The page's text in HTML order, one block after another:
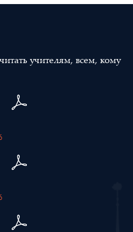
учителям, всем, кому